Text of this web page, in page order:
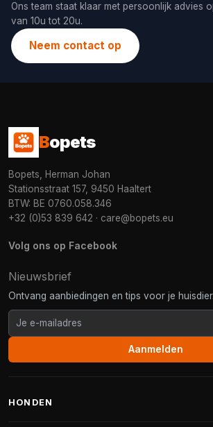
Ons team staat klaar met persoonlijk advies
van 10u tot 20u.
Neem contact op
Bopets
Bopets, Herman Johan
Stationsstraat 157, 9450 Haaltert
BTW: BE 0760.058.346
+32 (0)53 839 642 · care@bopets.eu
Volg ons op Facebook
Nieuwsbrief
Ontvang aanbiedingen en tips voor je huisdier.
Aanmelden
HONDEN